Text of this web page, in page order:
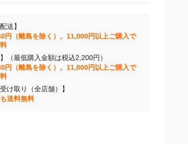
送】
円（離島を除く）。11,000円以上ご購入で
（最低購入金額は税込2,200円）
円（離島を除く）。11,000円以上ご購入で
け取り（全店舗）】